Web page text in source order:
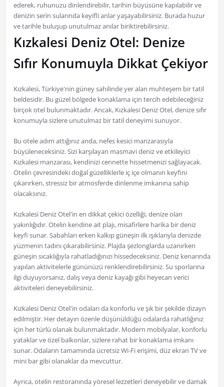
ederek, ruhunuzu dinlendirebilir, tarihin büyüsüne kapılabilir ve
denizin serin sularında keyifli anlar yaşayabilirsiniz. Burada huzur
ve tarihle buluşup unutulmaz anılar biriktirebilirsiniz.
Kızkalesi Deniz Otel: Denize
Sıfır Konumuyla Dikkat Çekiyor
Kızkalesi, Türkiye'nin güney sahilinde yer alan muhteşem bir tatil
beldesidir. Bu güzel bölgede konaklama için tercih edebileceğiniz
birçok otel bulunmaktadır. Ancak, Kızkalesi Deniz Otel, denize sıfır
konumuyla sizlere unutulmaz bir tatil deneyimi sunuyor.
Bu otele adım attığınız anda, nefes kesici manzarasıyla
büyüleneceksiniz. Sizi karşılayan masmavi deniz ve etkileyici
Kızkalesi manzarası, kendinizi cennette hissetmenizi sağlayacak.
Otelin çevresindeki doğal güzelliklerle iç içe olmanın keyfini
çıkarırken, stressiz bir atmosferde dinlenme imkanına sahip
olacaksınız.
Kızkalesi Deniz Otel'in en dikkat çekici özelliği, denize olan
yakınlığıdır. Otelin kendine ait plajı, misafirlere harika bir deniz
keyfi sunar. Sabahları erken kalkıp güneşin ilk ışıklarıyla denizde
yüzmenin tadını çıkarabilirsiniz. Plajda şezlonglarda uzanırken
güneşin sıcaklığıyla rahatladığınızı hissedeceksiniz. Deniz kenarında
yapılan aktivitelerle gününüzü renklendirebilirsiniz. Su sporlarına
ilgi duyuyorsanız, dalış veya deniz kayağı gibi heyecan verici
aktiviteleri deneyebilirsiniz.
Kızkalesi Deniz Otel'in odaları da konforlu ve şık bir şekilde dizayn
edilmiştir. Her detayın özenle düşünüldüğü odalarda rahatlığınız
için her türlü olanak bulunmaktadır. Modern mobilyalar, konforlu
yataklar ve özel balkonlar, sizlere rahat bir konaklama imkanı
sunar. Odaların tamamında ücretsiz Wi-Fi erişimi, düz ekran TV ve
mini bar gibi olanaklar da mevcuttur.
Ayrıca, otelin restoranında yöresel lezzetleri deneyebilir ve damak